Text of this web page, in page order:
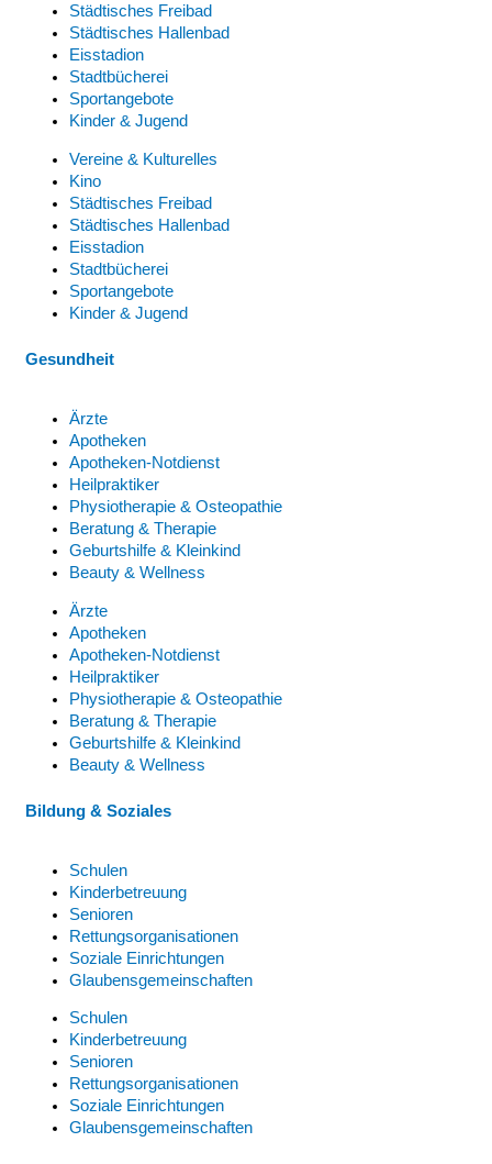
Städtisches Freibad
Städtisches Hallenbad
Eisstadion
Stadtbücherei
Sportangebote
Kinder & Jugend
Vereine & Kulturelles
Kino
Städtisches Freibad
Städtisches Hallenbad
Eisstadion
Stadtbücherei
Sportangebote
Kinder & Jugend
Gesundheit
Ärzte
Apotheken
Apotheken-Notdienst
Heilpraktiker
Physiotherapie & Osteopathie
Beratung & Therapie
Geburtshilfe & Kleinkind
Beauty & Wellness
Ärzte
Apotheken
Apotheken-Notdienst
Heilpraktiker
Physiotherapie & Osteopathie
Beratung & Therapie
Geburtshilfe & Kleinkind
Beauty & Wellness
Bildung & Soziales
Schulen
Kinderbetreuung
Senioren
Rettungsorganisationen
Soziale Einrichtungen
Glaubensgemeinschaften
Schulen
Kinderbetreuung
Senioren
Rettungsorganisationen
Soziale Einrichtungen
Glaubensgemeinschaften